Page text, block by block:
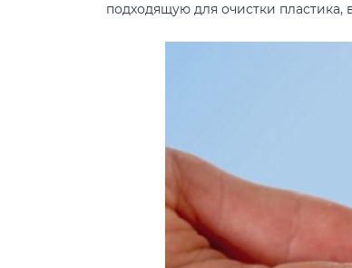
подходящую для очистки